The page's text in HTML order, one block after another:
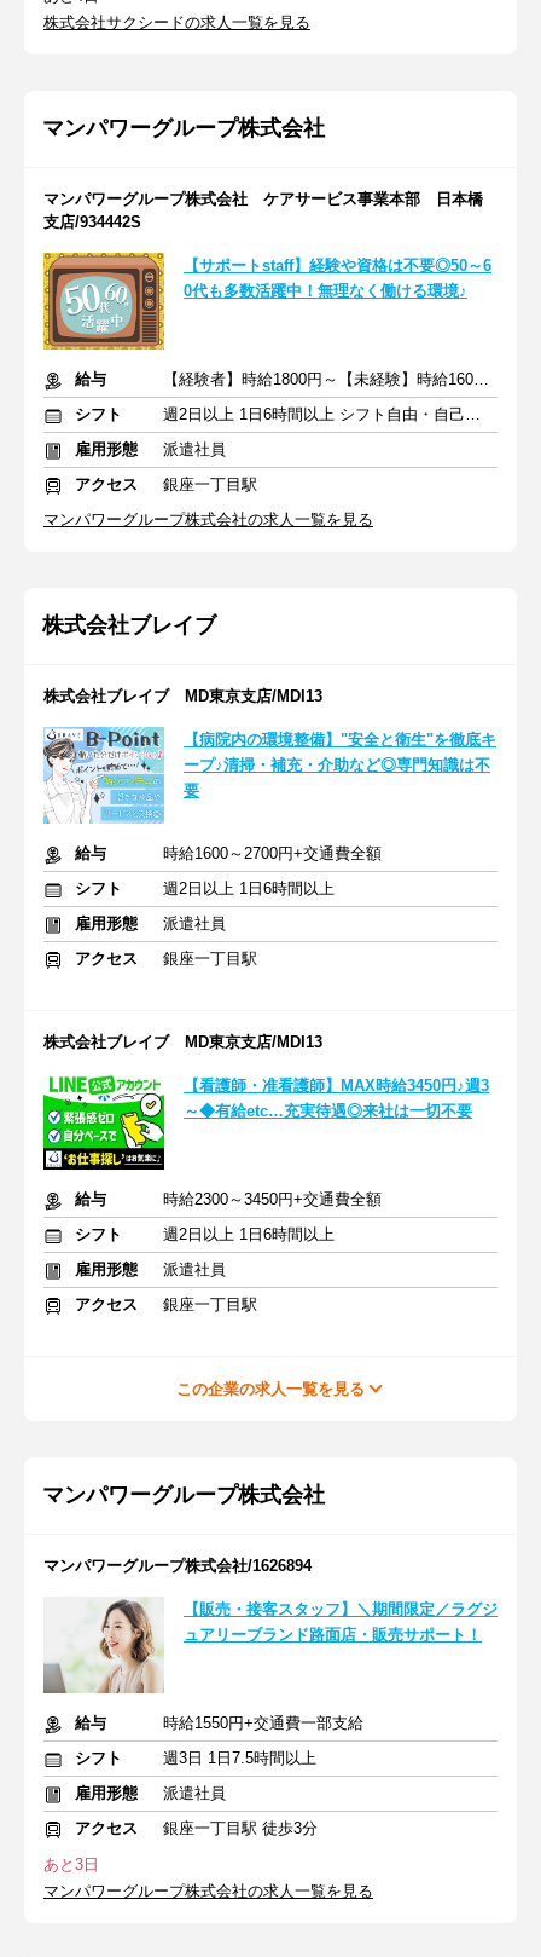
株式会社サクシードの求人一覧を見る
マンパワーグループ株式会社
マンパワーグループ株式会社 ケアサービス事業本部 日本橋
支店/934442S
【サポートstaff】経験や資格は不要◎50～6
0代も多数活躍中！無理なく働ける環境♪
給与
【経験者】時給1800円～【未経験】時給1600円～ ※交通費全額
シフト
週2日以上 1日6時間以上 シフト自由・自己申告
雇用形態
派遣社員
アクセス
銀座一丁目駅
マンパワーグループ株式会社の求人一覧を見る
株式会社ブレイブ
株式会社ブレイブ MD東京支店/MDI13
【病院内の環境整備】"安全と衛生"を徹底キ
ープ♪清掃・補充・介助など◎専門知識は不
要
給与
時給1600～2700円+交通費全額
シフト
週2日以上 1日6時間以上
雇用形態
派遣社員
アクセス
銀座一丁目駅
株式会社ブレイブ MD東京支店/MDI13
【看護師・准看護師】MAX時給3450円♪週3
～◆有給etc…充実待遇◎来社は一切不要
給与
時給2300～3450円+交通費全額
シフト
週2日以上 1日6時間以上
雇用形態
派遣社員
アクセス
銀座一丁目駅
この企業の求人一覧を見る
マンパワーグループ株式会社
マンパワーグループ株式会社/1626894
【販売・接客スタッフ】＼期間限定／ラグジ
ュアリーブランド路面店・販売サポート！
給与
時給1550円+交通費一部支給
シフト
週3日 1日7.5時間以上
雇用形態
派遣社員
アクセス
銀座一丁目駅 徒歩3分
あと3日
マンパワーグループ株式会社の求人一覧を見る